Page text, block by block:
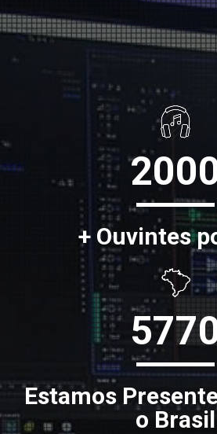
+ Ouvintes
Estamos
o Brasil